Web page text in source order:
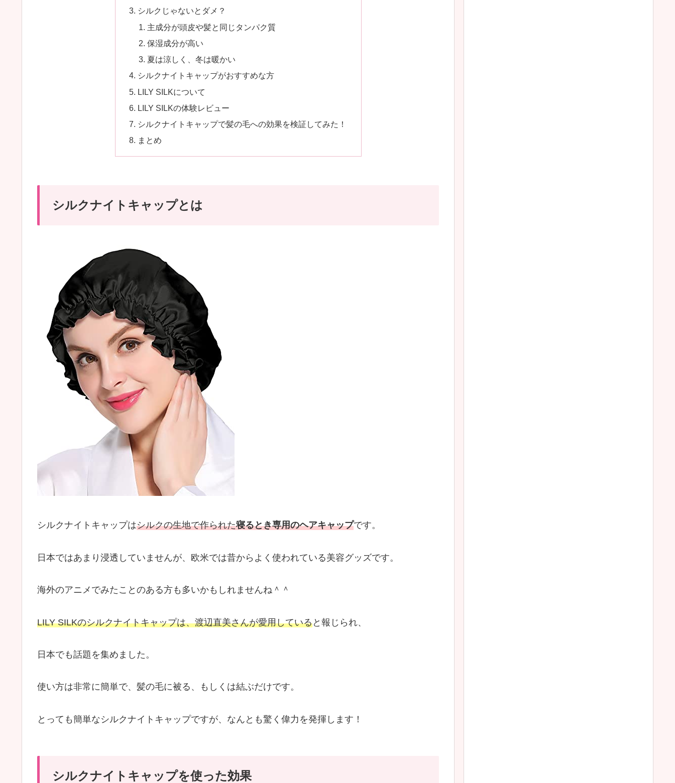
シルクじゃないとダメ？
主成分が頭皮や髪と同じタンパク質
保湿成分が高い
夏は涼しく、冬は暖かい
シルクナイトキャップがおすすめな方
LILY SILKについて
LILY SILKの体験レビュー
シルクナイトキャップで髪の毛への効果を検証してみた！
まとめ
シルクナイトキャップとは
シルクナイトキャップはシルクの生地で作られた寝るとき専用のヘアキャップです。
日本ではあまり浸透していませんが、欧米では昔からよく使われている美容グッズです。
海外のアニメでみたことのある方も多いかもしれませんね＾＾
LILY SILKのシルクナイトキャップは、渡辺直美さんが愛用していると報じられ、
日本でも話題を集めました。
使い方は非常に簡単で、髪の毛に被る、もしくは結ぶだけです。
とっても簡単なシルクナイトキャップですが、なんとも驚く偉力を発揮します！
シルクナイトキャップを使った効果